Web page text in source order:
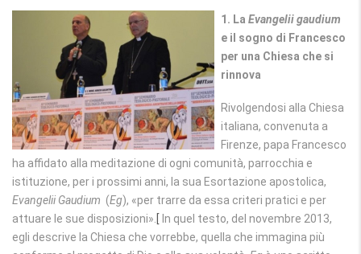
1. LaEvangelii gaudium
e il sogno di Francesco
per una Chiesa che si
rinnova
Rivolgendosi alla Chiesa
italiana, convenuta a
Firenze, papa Francesco
ha affidato alla meditazione di ogni comunità, parrocchia e
istituzione, per i prossimi anni, la sua Esortazione apostolica,
Evangelii Gaudium (Eg), «per trarre da essa criteri pratici e per
attuare le sue disposizioni».
In quel testo, del novembre 2013,
egli descrive la Chiesa che vorrebbe, quella che immagina più